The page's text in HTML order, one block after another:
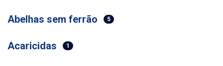
Abelhas sem ferrão 5
Acaricidas 1